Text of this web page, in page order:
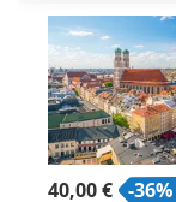
40,00 € -36%